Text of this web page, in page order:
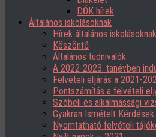
DÖK hírek
Általános iskolásoknak
Hírek általános iskolásoknak
Köszöntő
Általános tudnivalók
A 2022-2023. tanévben
Felvételi eljárás a 2021-
Pontszámítás a felvételi
Szóbeli és alkalmassági
Gyakran Ismételt Kérdések
Nyomtatható felvételi